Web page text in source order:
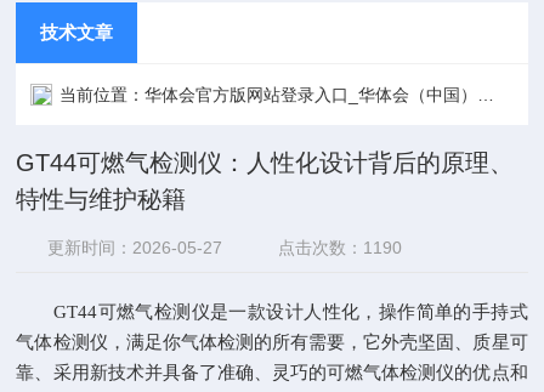
技术文章
当前位置：华体会官方版网站登录入口_华体会（中国）
GT44可燃气检测仪：人性化设计背后的原理、
特性与维护秘籍
更新时间：2026-05-27 点击次数：1190
GT44可燃气检测仪是一款设计人性化，操作简单的手持式
气体检测仪，满足你气体检测的所有需要，它外壳坚固、质星可
靠、采用新技术并具备了准确、灵巧的可燃气体检测仪的优点和